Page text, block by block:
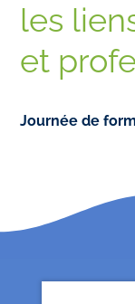
les
et
Journée de